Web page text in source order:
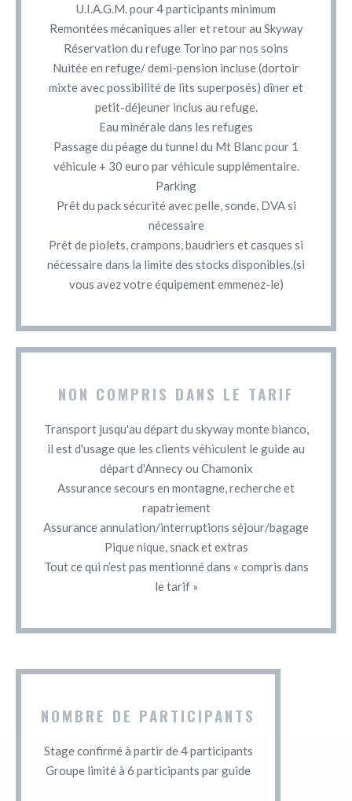
U.I.A.G.M. pour 4 participants minimum
Remontées mécaniques aller et retour au Skyway
Réservation du refuge Torino par nos soins
Nuitée en refuge/ demi-pension incluse (dortoir
mixte avec possibilité de lits superposés) dîner et
petit-déjeuner inclus au refuge.
Eau minérale dans les refuges
Passage du péage du tunnel du Mt Blanc pour 1
véhicule + 30 euro par véhicule supplémentaire.
Parking
Prêt du pack sécurité avec pelle, sonde, DVA si
nécessaire
Prêt de piolets, crampons, baudriers et casques si
nécessaire dans la limite des stocks disponibles.(si
vous avez votre équipement emmenez-le)
NON COMPRIS DANS LE TARIF
Transport jusqu'au départ du skyway monte bianco,
il est d'usage que les clients véhiculent le guide au
départ d'Annecy ou Chamonix
Assurance secours en montagne, recherche et
rapatriement
Assurance annulation/interruptions séjour/bagage
Pique nique, snack et extras
Tout ce qui n’est pas mentionné dans « compris dans
le tarif »
NOMBRE DE PARTICIPANTS
Stage confirmé à partir de 4 participants
Groupe limité à 6 participants par guide